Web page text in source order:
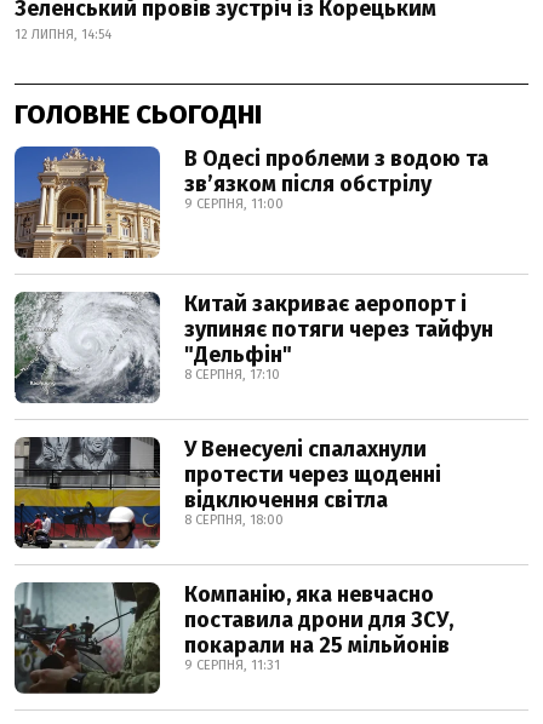
Зеленський провів зустріч із Корецьким
12 ЛИПНЯ, 14:54
ГОЛОВНЕ СЬОГОДНІ
В Одесі проблеми з водою та
звʼязком після обстрілу
9 СЕРПНЯ, 11:00
Китай закриває аеропорт і
зупиняє потяги через тайфун
"Дельфін"
8 СЕРПНЯ, 17:10
У Венесуелі спалахнули
протести через щоденні
відключення світла
8 СЕРПНЯ, 18:00
Компанію, яка невчасно
поставила дрони для ЗСУ,
покарали на 25 мільйонів
9 СЕРПНЯ, 11:31